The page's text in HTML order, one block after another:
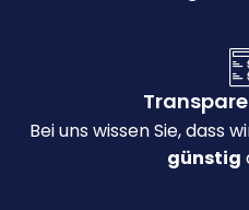
Bei uns wissen Sie, dass
günstig